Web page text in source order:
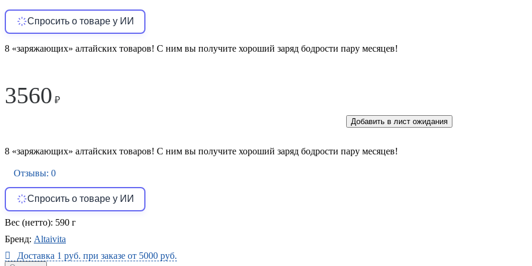
Спросить о товаре у ИИ
8 «заряжающих» алтайских товаров! С ним вы получите хороший заряд бодрости пару месяцев!
3560 ₽
Добавить в лист ожидания
8 «заряжающих» алтайских товаров! С ним вы получите хороший заряд бодрости пару месяцев!
Отзывы: 0
Спросить о товаре у ИИ
Вес (нетто): 590 г
Бренд: Altaivita
Доставка 1 руб. при заказе от 5000 руб.